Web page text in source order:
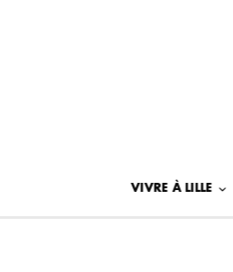
VIVRE À LILLE